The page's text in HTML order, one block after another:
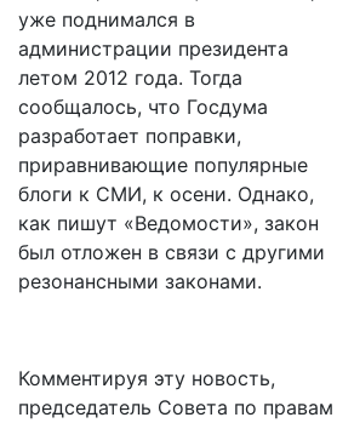
уже поднимался в
администрации президента
летом 2012 года. Тогда
сообщалось, что Госдума
разработает поправки,
приравнивающие популярные
блоги к СМИ, к осени. Однако,
как пишут «Ведомости», закон
был отложен в связи с другими
резонансными законами.
Комментируя эту новость,
председатель Совета по правам